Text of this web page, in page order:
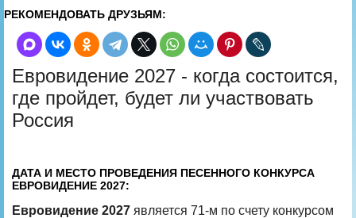
РЕКОМЕНДОВАТЬ ДРУЗЬЯМ:
Евровидение 2027 - когда состоится,
где пройдет, будет ли участвовать
Россия
ДАТА И МЕСТО ПРОВЕДЕНИЯ ПЕСЕННОГО КОНКУРСА
ЕВРОВИДЕНИЕ 2027:
Евровидение 2027 является 71-м по счету конкурсом